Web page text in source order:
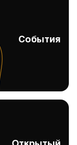
События